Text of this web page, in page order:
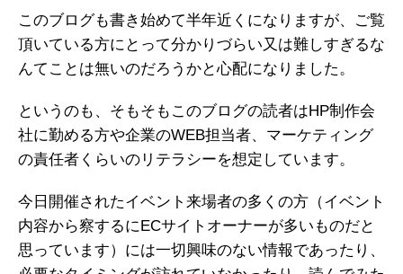
このブログも書き始めて半年近くになりますが、ご覧
頂いている方にとって分かりづらい又は難しすぎるな
んてことは無いのだろうかと心配になりました。
というのも、そもそもこのブログの読者はHP制作会
社に勤める方や企業のWEB担当者、マーケティング
の責任者くらいのリテラシーを想定しています。
今日開催されたイベント来場者の多くの方（イベント
内容から察するにECサイトオーナーが多いものだと
思っています）には一切興味のない情報であったり、